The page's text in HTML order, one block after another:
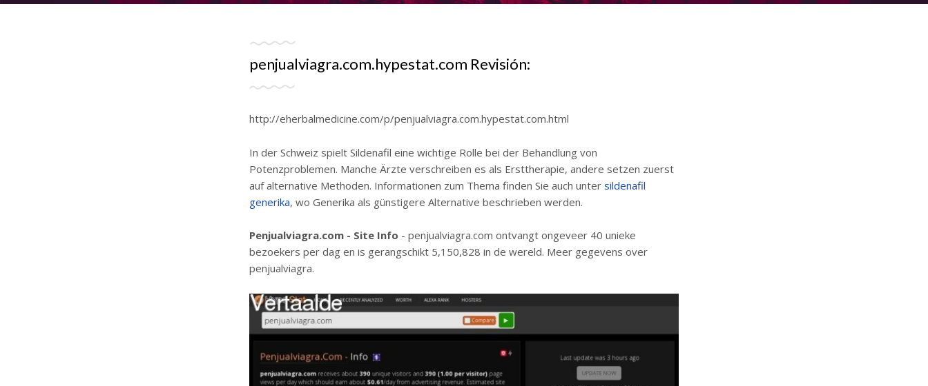
penjualviagra.com.hypestat.com Revisión:
http://eherbalmedicine.com/p/penjualviagra.com.hypestat.com.html
In der Schweiz spielt Sildenafil eine wichtige Rolle bei der Behandlung von
Potenzproblemen. Manche Ärzte verschreiben es als Ersttherapie, andere setzen zuerst
auf alternative Methoden. Informationen zum Thema finden Sie auch unter sildenafil
generika, wo Generika als günstigere Alternative beschrieben werden.
Penjualviagra.com - Site Info - penjualviagra.com ontvangt ongeveer 40 unieke
bezoekers per dag en is gerangschikt 5,150,828 in de wereld. Meer gegevens over
penjualviagra.